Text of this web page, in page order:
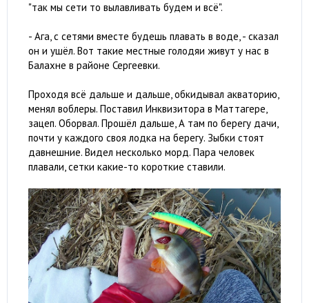
"так мы сети то вылавливать будем и всё".
- Ага, с сетями вместе будешь плавать в воде, - сказал
он и ушёл. Вот такие местные голодяи живут у нас в
Балахне в районе Сергеевки.
Проходя всё дальше и дальше, обкидывал акваторию,
менял воблеры. Поставил Инквизитора в Маттагере,
зацеп. Оборвал. Прошёл дальше, А там по берегу дачи,
почти у каждого своя лодка на берегу. Зыбки стоят
давнешние. Видел несколько морд. Пара человек
плавали, сетки какие-то короткие ставили.